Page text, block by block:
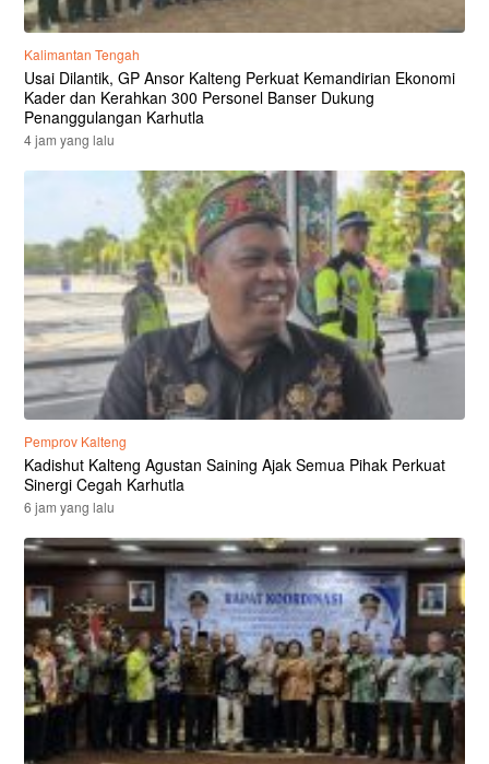
Kalimantan Tengah
Usai Dilantik, GP Ansor Kalteng Perkuat Kemandirian Ekonomi
Kader dan Kerahkan 300 Personel Banser Dukung
Penanggulangan Karhutla
4 jam yang lalu
Pemprov Kalteng
Kadishut Kalteng Agustan Saining Ajak Semua Pihak Perkuat
Sinergi Cegah Karhutla
6 jam yang lalu